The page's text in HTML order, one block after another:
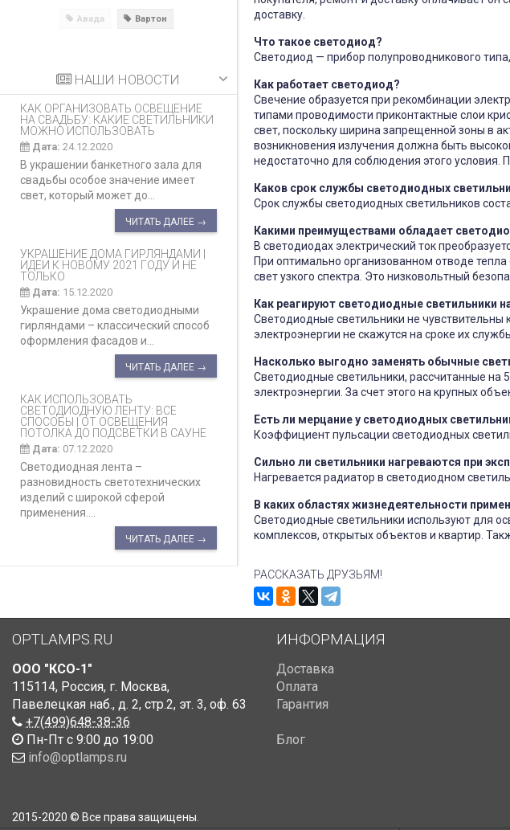
Авада Вартон
НАШИ НОВОСТИ
КАК ОРГАНИЗОВАТЬ ОСВЕЩЕНИЕ
НА СВАДЬБУ: КАКИЕ СВЕТИЛЬНИКИ
МОЖНО ИСПОЛЬЗОВАТЬ
Дата: 24.12.2020
В украшении банкетного зала для
свадьбы особое значение имеет
свет, который может до...
ЧИТАТЬ ДАЛЕЕ →
УКРАШЕНИЕ ДОМА ГИРЛЯНДАМИ |
ИДЕИ К НОВОМУ 2021 ГОДУ И НЕ
ТОЛЬКО
Дата: 15.12.2020
Украшение дома светодиодными
гирляндами – классический способ
оформления фасадов и...
ЧИТАТЬ ДАЛЕЕ →
КАК ИСПОЛЬЗОВАТЬ
СВЕТОДИОДНУЮ ЛЕНТУ: ВСЕ
СПОСОБЫ | ОТ ОСВЕЩЕНИЯ
ПОТОЛКА ДО ПОДСВЕТКИ В САУНЕ
Дата: 07.12.2020
Светодиодная лента –
разновидность светотехнических
изделий с широкой сферой
применения....
ЧИТАТЬ ДАЛЕЕ →
доставку.
Что такое светодиод?
Светодиод — прибор полупроводникового
Как работает светодиод?
Свечение образуется при рекомбинации
типами проводимости приконтактные слои
свет, поскольку ширина запрещенной зоны в
возникновения излучения должна быть
недостаточно для соблюдения этого условия.
Каков срок службы светодиодных
Срок службы светодиодных светильников
Какими преимуществами обладает
В светодиодах электрический ток
При оптимально организованном отводе
свет узкого спектра. Это низковольтный
Как реагируют светодиодные светильники
Светодиодные светильники не
электроэнергии не скажутся на сроке их
Насколько выгодно заменять обычные
Светодиодные светильники, рассчитанные на
электроэнергии. За счет этого на крупных
Есть ли мерцание у светодиодных
Коэффициент пульсации светодиодных
Сильно ли светильники нагреваются при
Нагревается радиатор в светодиодном
В каких областях жизнедеятельности
Светодиодные светильники используют для
комплексов, открытых объектов и квартир.
РАССКАЗАТЬ ДРУЗЬЯМ!
OPTLAMPS.RU
ООО "КСО-1"
115114, Россия, г. Москва,
Павелецкая наб., д. 2, стр.2, эт. 3, оф. 63
+7(499)648-38-36
Пн-Пт с 9:00 до 19:00
info@optlamps.ru
ИНФОРМАЦИЯ
Доставка
Оплата
Гарантия
Блог
2015-2020 © Все права защищены.